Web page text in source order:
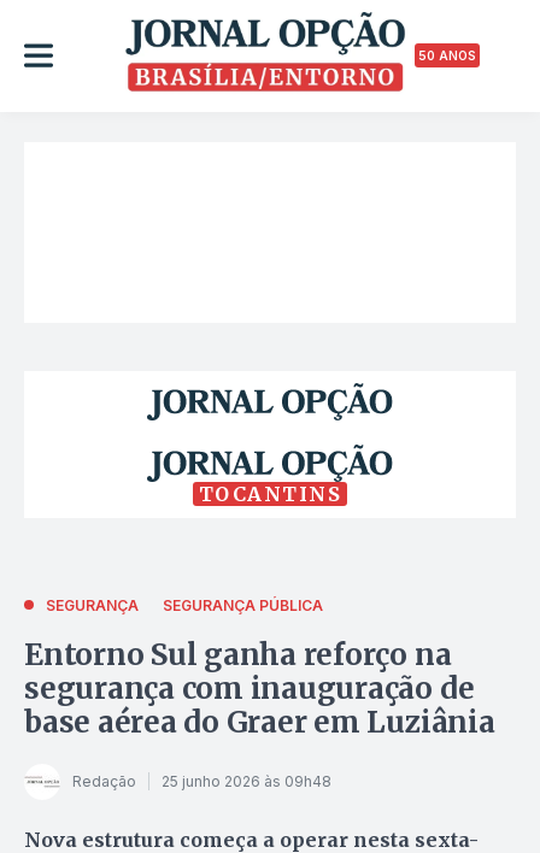
50 ANOS
TOCANTINS
SEGURANÇA SEGURANÇA PÚBLICA
Entorno Sul ganha reforço na
segurança com inauguração de
base aérea do Graer em Luziânia
Redação 25 junho 2026 às 09h48
Nova estrutura começa a operar nesta sexta-